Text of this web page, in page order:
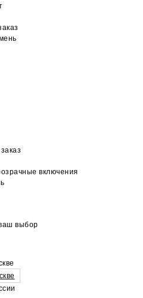
включения
выбор